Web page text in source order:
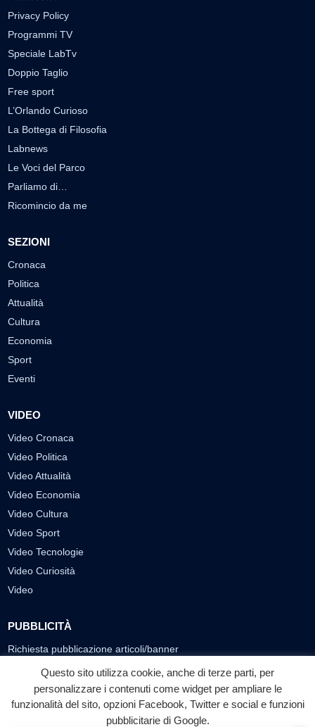
Privacy Policy
Programmi TV
Speciale LabTv
Doppio Taglio
Free sport
L’Orlando Curioso
La Bottega di Filosofia
Labnews
Le Voci del Parco
Parliamo di…
Ricomincio da me
SEZIONI
Cronaca
Politica
Attualità
Cultura
Economia
Sport
Eventi
VIDEO
Video Cronaca
Video Politica
Video Attualità
Video Economia
Video Cultura
Video Sport
Video Tecnologie
Video Curiosità
Video
PUBBLICITÀ
Richiesta pubblicazione articoli/banner
SEGUICI SUI SOCIAL
f ◎ ▶
Questo sito utilizza cookie, anche di terze parti, per
personalizzare i contenuti come widget per ampliare le
funzionalità del sito, opzioni Facebook, Twitter e social e funzioni
pubblicitarie di Google.